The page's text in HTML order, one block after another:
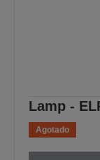
Lamp -
Agotado